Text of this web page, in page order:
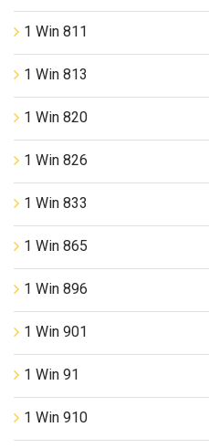
1 Win 811
1 Win 813
1 Win 820
1 Win 826
1 Win 833
1 Win 865
1 Win 896
1 Win 901
1 Win 91
1 Win 910